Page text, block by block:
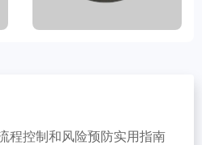
程控制和风险预防实用指南